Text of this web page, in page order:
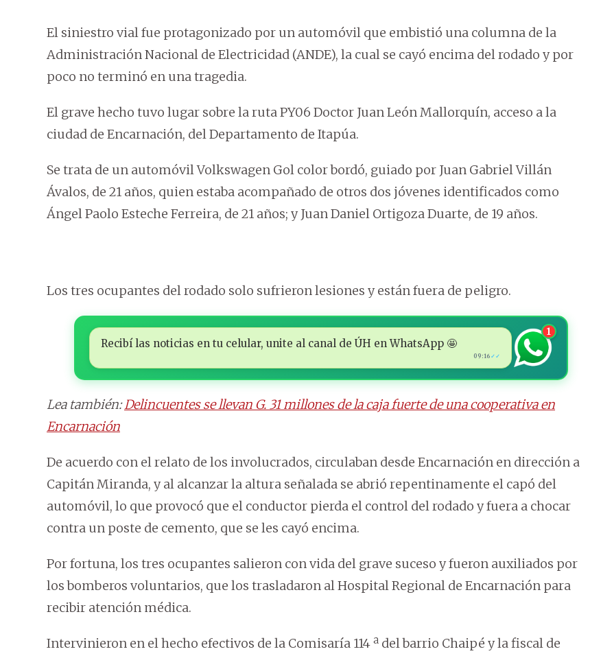
El siniestro vial fue protagonizado por un automóvil que embistió una columna de la
Administración Nacional de Electricidad (ANDE), la cual se cayó encima del rodado y por
poco no terminó en una tragedia.
El grave hecho tuvo lugar sobre la ruta PY06 Doctor Juan León Mallorquín, acceso a la
ciudad de Encarnación, del Departamento de Itapúa.
Se trata de un automóvil Volkswagen Gol color bordó, guiado por Juan Gabriel Villán
Ávalos, de 21 años, quien estaba acompañado de otros dos jóvenes identificados como
Ángel Paolo Esteche Ferreira, de 21 años; y Juan Daniel Ortigoza Duarte, de 19 años.
Los tres ocupantes del rodado solo sufrieron lesiones y están fuera de peligro.
Recibí las noticias en tu celular, unite al canal de ÚH en WhatsApp 🤩
09:16 ✓✓
1
Lea también:Delincuentes se llevan G. 31 millones de la caja fuerte de una cooperativa en
Encarnación
De acuerdo con el relato de los involucrados, circulaban desde Encarnación en dirección a
Capitán Miranda, y al alcanzar la altura señalada se abrió repentinamente el capó del
automóvil, lo que provocó que el conductor pierda el control del rodado y fuera a chocar
contra un poste de cemento, que se les cayó encima.
Por fortuna, los tres ocupantes salieron con vida del grave suceso y fueron auxiliados por
los bomberos voluntarios, que los trasladaron al Hospital Regional de Encarnación para
recibir atención médica.
Intervinieron en el hecho efectivos de la Comisaría 114 ª del barrio Chaipé y la fiscal de